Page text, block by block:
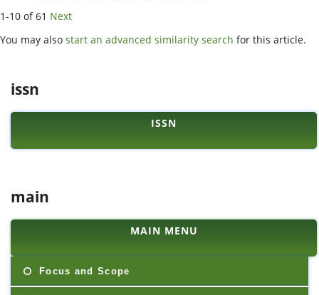
1-10 of 61 Next
You may also start an advanced similarity search for this article.
issn
ISSN
main
MAIN MENU
Focus and Scope